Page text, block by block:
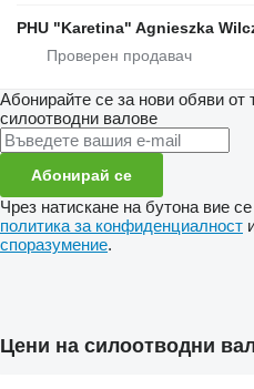
PHU "Karetina" Agnieszka
Абонирайте се за нови обяви от
силоотводни валове
Абонирай се
Чрез натискане на бутона вие
политика за конфиденциалност
споразумение.
Цени на силоотводни